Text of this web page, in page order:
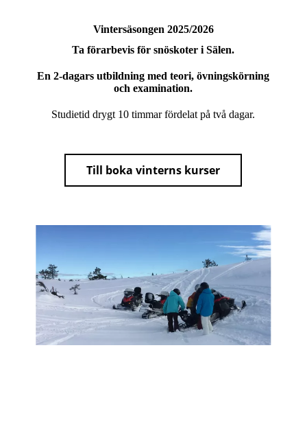
Vintersäsongen 2025/2026
Ta förarbevis för snöskoter i Sälen.
En 2-dagars utbildning med teori, övningskörning
och examination.
Studietid drygt 10 timmar fördelat på två dagar.
Till boka vinterns kurser